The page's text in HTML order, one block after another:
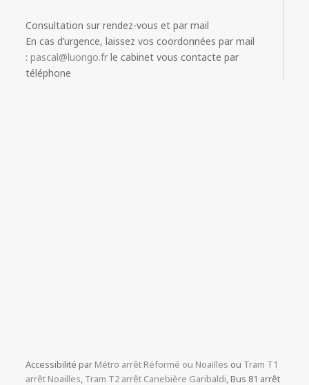
Consultation sur rendez-vous et par mail
En cas d’urgence, laissez vos coordonnées par mail
:pascal@luongo.fr le cabinet vous contacte par
téléphone
Accessibilité par Métro arrêt Réformé ou Noailles ou Tram T1
arrêt Noailles, Tram T2 arrêt Canebière Garibaldi, Bus 81 arrêt